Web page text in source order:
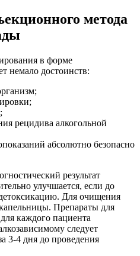
метода
в форме
немало достоинств:
рецидива алкогольной
абсолютно безопасно
результат
улучшается, если до
Для очищения
Препараты для
каждого пациента
следует
3-4 дня до проведения